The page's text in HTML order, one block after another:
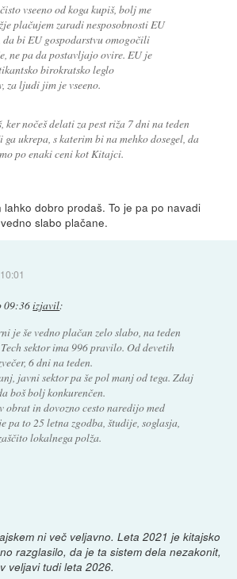
vseeno od koga kupiš, bolj me
plačujem zaradi nesposobnosti EU
bi EU gospodarstvu omogočili
ne pa da postavljajo ovire. EU je
birokratsko leglo
za ljudi jim je vseeno.
ker nočeš delati za pest riža 7 dni na teden
ukrepa, s katerim bi na mehko dosegel, da
po enaki ceni kot Kitajci.
lahko dobro prodaš. To je pa po navadi
slabo plačane.
09:36izjavil:
je še vedno plačan zelo slabo, na teden
sektor ima 996 pravilo. Od devetih
6 dni na teden.
javni sektor pa še pol manj od tega. Zdaj
boš bolj konkurenčen.
obrat in dovozno cesto naredijo med
pa to 25 letna zgodba, študije, soglasja,
lokalnega polža.
ni več veljavno. Leta 2021 je kitajsko
razglasilo, da je ta sistem dela nezakonit,
veljavi tudi leta 2026.